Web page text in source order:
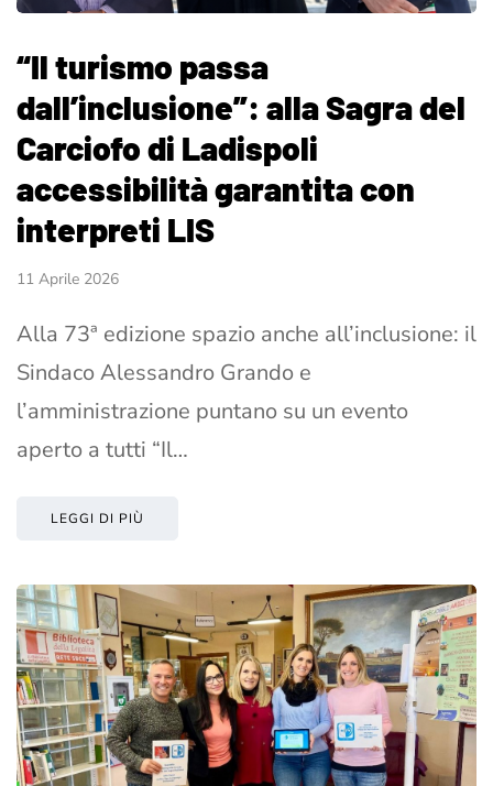
“Il turismo passa
dall’inclusione”: alla Sagra del
Carciofo di Ladispoli
accessibilità garantita con
interpreti LIS
11 Aprile 2026
Alla 73ª edizione spazio anche all’inclusione: il
Sindaco Alessandro Grando e
l’amministrazione puntano su un evento
aperto a tutti “Il…
LEGGI DI PIÙ